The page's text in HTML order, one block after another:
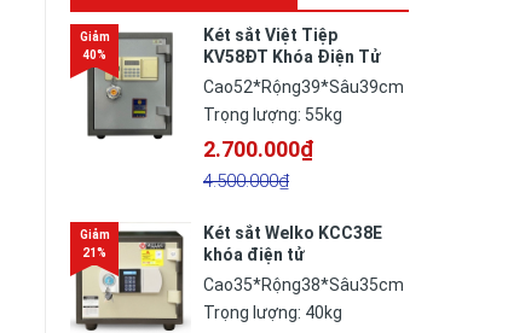
Két sắt Việt Tiệp
KV58ĐT Khóa Điện Tử
Cao52*Rộng39*Sâu39cm
Trọng lượng: 55kg
2.700.000₫
4.500.000₫
Két sắt Welko KCC38E
khóa điện tử
Cao35*Rộng38*Sâu35cm
Trọng lượng: 40kg